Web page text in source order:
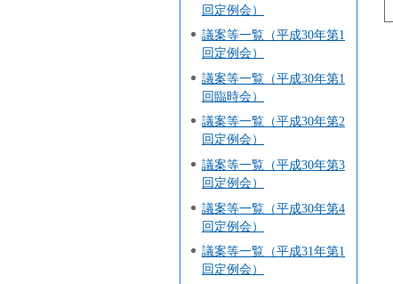
回定例会）
議案等一覧（平成30年第1
回定例会）
議案等一覧（平成30年第1
回臨時会）
議案等一覧（平成30年第2
回定例会）
議案等一覧（平成30年第3
回定例会）
議案等一覧（平成30年第4
回定例会）
議案等一覧（平成31年第1
回定例会）